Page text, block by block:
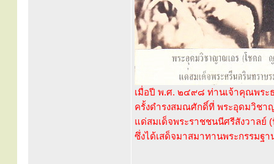
เมื่อปี พ.ศ. ๒๔๙๘ ท่านเจ้าคุณพร
ครั้งดำรงสมณศักดิ์ที่ พระอุดมวิชา
แด่สมเด็จพระราชชนนีศรีสังวาลย์
ซึ่งได้เสด็จมาสมาทานพระกรรมฐ